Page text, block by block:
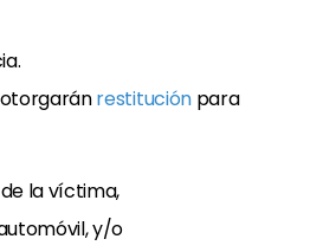
restituciónpara
la víctima,
y/o